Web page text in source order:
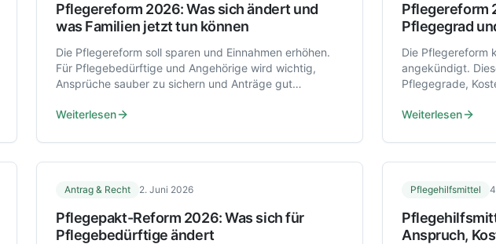
Pflegereform 2026: Was sich ändert und
was Familien jetzt tun können
Die Pflegereform soll sparen und Einnahmen erhöhen.
Für Pflegebedürftige und Angehörige wird wichtig,
Ansprüche sauber zu sichern und Anträge gut
Weiterlesen
Pflegereform
Pflegegrad
Die Pflegereform
angekündigt.
Pflegegrade,
Weiterlesen
Antrag & Recht 2. Juni 2026
Pflegepakt-Reform 2026: Was sich für
Pflegebedürftige ändert
Pflegehilfsmittel
Anspruch,